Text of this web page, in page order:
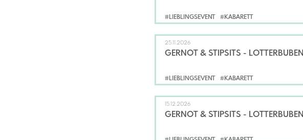
#LIEBLINGSEVENT #KABARETT
#LIEBLINGSEVENT #KABARETT
25.11.2026
GERNOT & STIPSITS - LOTTERBUBEN
15.12.2026
GERNOT & STIPSITS - LOTTERBUBEN